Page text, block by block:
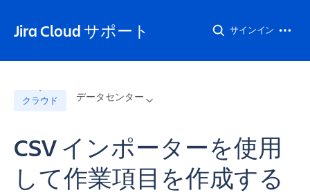
Jira Cloud サポート サインイン
クラウド データセンター
CSV インポーターを使用
して作業項目を作成する